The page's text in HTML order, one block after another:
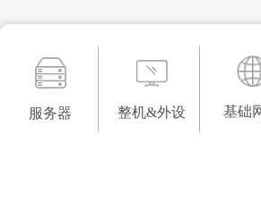
服务器
整机&外设
基础